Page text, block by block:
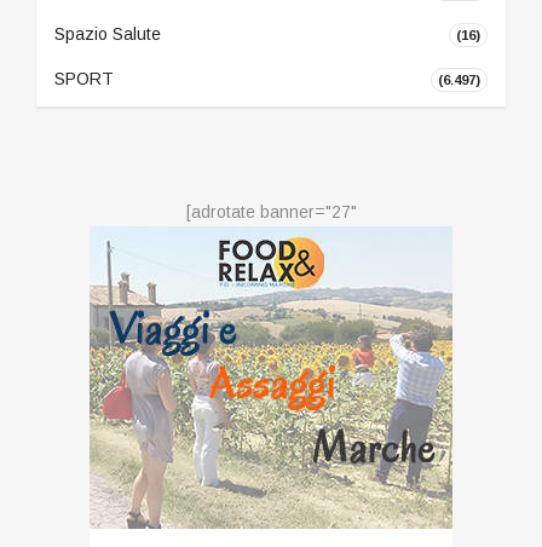
Spazio Salute (16)
SPORT (6.497)
[adrotate banner="27"